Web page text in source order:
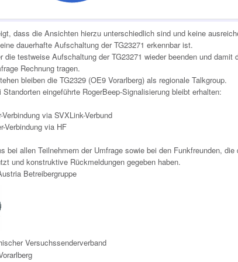
dass die Ansichten hierzu unterschiedlich sind und keine
dauerhafte Aufschaltung der TG23271 erkennbar ist.
die testweise Aufschaltung der TG23271 wieder beenden und damit
Rechnung tragen.
bleiben die TG2329 (OE9 Vorarlberg) als regionale Talkgroup.
Standorten eingeführte RogerBeep-Signalisierung bleibt erhalten:
via SVXLink-Verbund
Verbindung via HF
bei allen Teilnehmern der Umfrage sowie bei den Funkfreunden, die
und konstruktive Rückmeldungen gegeben haben.
Betreibergruppe
Versuchssenderverband